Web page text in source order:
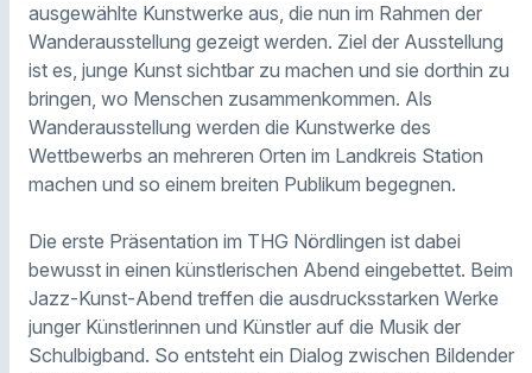
ausgewählte Kunstwerke aus, die nun im Rahmen der
Wanderausstellung gezeigt werden. Ziel der Ausstellung
ist es, junge Kunst sichtbar zu machen und sie dorthin zu
bringen, wo Menschen zusammenkommen. Als
Wanderausstellung werden die Kunstwerke des
Wettbewerbs an mehreren Orten im Landkreis Station
machen und so einem breiten Publikum begegnen.
Die erste Präsentation im THG Nördlingen ist dabei
bewusst in einen künstlerischen Abend eingebettet. Beim
Jazz‑Kunst‑Abend treffen die ausdrucksstarken Werke
junger Künstlerinnen und Künstler auf die Musik der
Schulbigband. So entsteht ein Dialog zwischen Bildender